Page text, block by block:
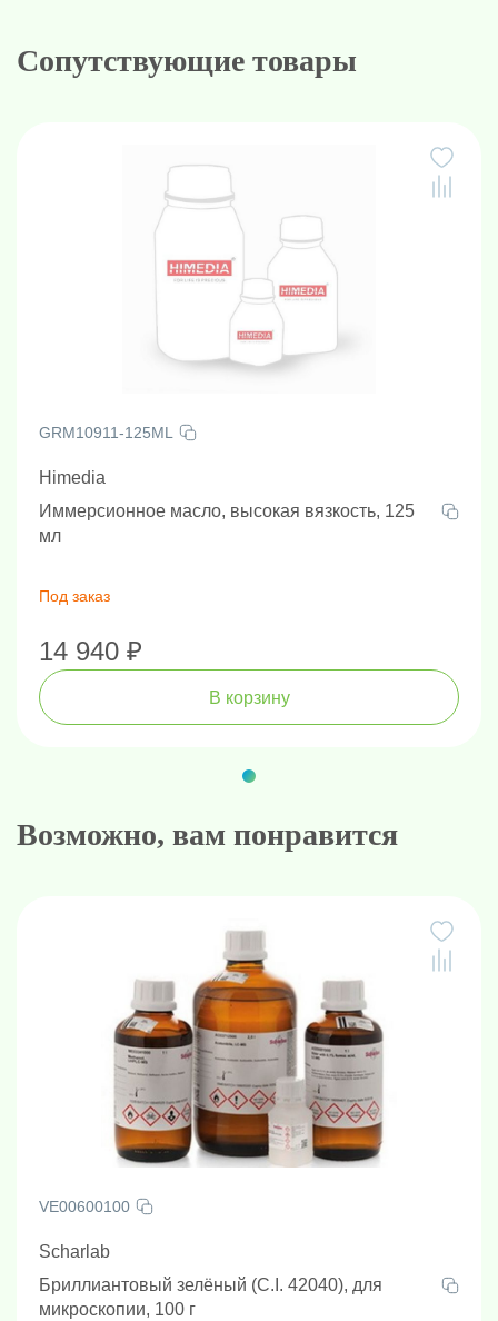
Сопутствующие товары
GRM10911-125ML
Himedia
Иммерсионное масло, высокая вязкость, 125
мл
Под заказ
14 940 ₽
В корзину
Возможно, вам понравится
VE00600100
Scharlab
Бриллиантовый зелёный (C.I. 42040), для
микроскопии, 100 г